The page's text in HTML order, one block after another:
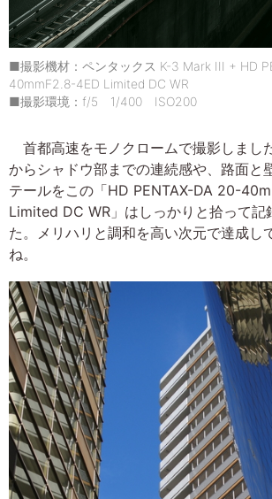
■撮影機材：ペンタックス K-3 Mark III + HD
40mmF2.8-4ED Limited DC WR
■撮影環境：f/5 1/400 ISO200
首都高速をモノクロームで撮影しまし
からシャドウ部までの連続感や、路面と
テールをこの「HD PENTAX-DA 20-
Limited DC WR」はしっかりと拾って記
た。メリハリと調和を高い次元で達成し
ね。